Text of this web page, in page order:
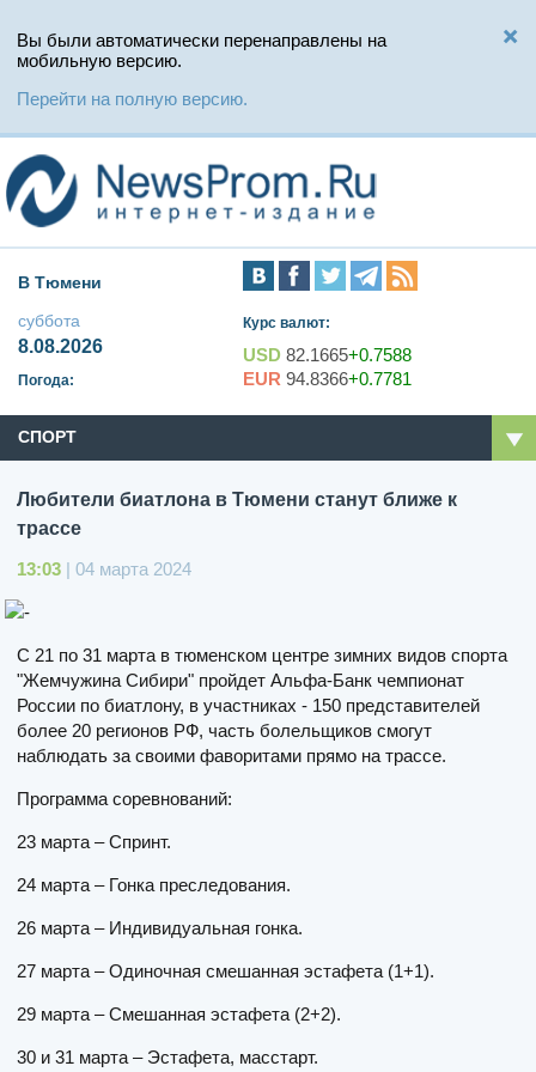
Вы были автоматически перенаправлены на
мобильную версию.
Перейти на полную версию.
В Тюмени
суббота
8.08.2026
Погода:
Курс валют:
USD 82.1665+0.7588
EUR 94.8366+0.7781
СПОРТ
Любители биатлона в Тюмени станут ближе к
трассе
13:03 | 04 марта 2024
С 21 по 31 марта в тюменском центре зимних видов спорта
"Жемчужина Сибири" пройдет Альфа-Банк чемпионат
России по биатлону, в участниках - 150 представителей
более 20 регионов РФ, часть болельщиков смогут
наблюдать за своими фаворитами прямо на трассе.
Программа соревнований:
23 марта – Спринт.
24 марта – Гонка преследования.
26 марта – Индивидуальная гонка.
27 марта – Одиночная смешанная эстафета (1+1).
29 марта – Смешанная эстафета (2+2).
30 и 31 марта – Эстафета, масстарт.